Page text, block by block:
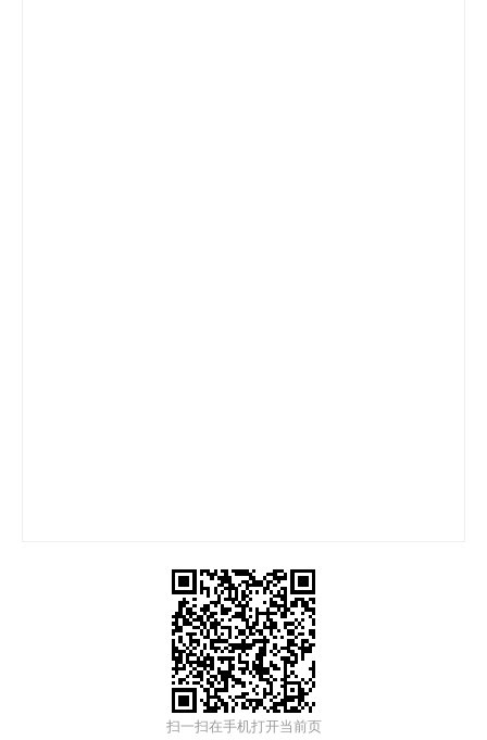
扫一扫在手机打开当前页